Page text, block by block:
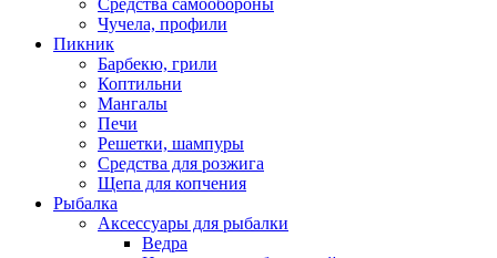
Средства самообороны
Чучела, профили
Пикник
Барбекю, грили
Коптильни
Мангалы
Печи
Решетки, шампуры
Средства для розжига
Щепа для копчения
Рыбалка
Аксессуары для рыбалки
Ведра